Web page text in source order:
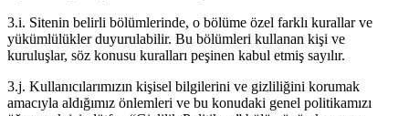
3.i. Sitenin belirli bölümlerinde, o bölüme özel farklı kurallar ve
yükümlülükler duyurulabilir. Bu bölümleri kullanan kişi ve
kuruluşlar, söz konusu kuralları peşinen kabul etmiş sayılır.
3.j. Kullanıcılarımızın kişisel bilgilerini ve gizliliğini korumak
amacıyla aldığımız önlemleri ve bu konudaki genel politikamızı